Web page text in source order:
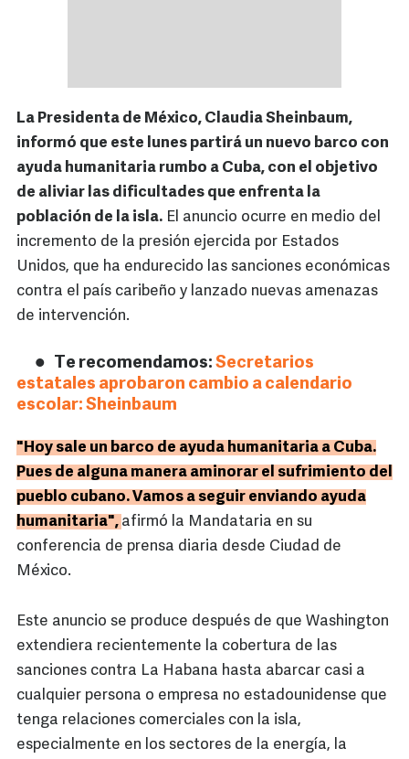
La Presidenta de México, Claudia Sheinbaum,
informó que este lunes partirá un nuevo barco con
ayuda humanitaria rumbo a Cuba, con el objetivo
de aliviar las dificultades que enfrenta la
población de la isla. El anuncio ocurre en medio del
incremento de la presión ejercida por Estados
Unidos, que ha endurecido las sanciones económicas
contra el país caribeño y lanzado nuevas amenazas
de intervención.
Te recomendamos: Secretarios
estatales aprobaron cambio a calendario
escolar: Sheinbaum
"Hoy sale un barco de ayuda humanitaria a Cuba.
Pues de alguna manera aminorar el sufrimiento del
pueblo cubano. Vamos a seguir enviando ayuda
humanitaria", afirmó la Mandataria en su
conferencia de prensa diaria desde Ciudad de
México.
Este anuncio se produce después de que Washington
extendiera recientemente la cobertura de las
sanciones contra La Habana hasta abarcar casi a
cualquier persona o empresa no estadounidense que
tenga relaciones comerciales con la isla,
especialmente en los sectores de la energía, la